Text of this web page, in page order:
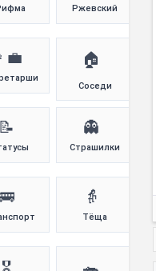
Ржевский
🏠
Соседи
📝 👻
Страшилки
👵
Тёща
🐊